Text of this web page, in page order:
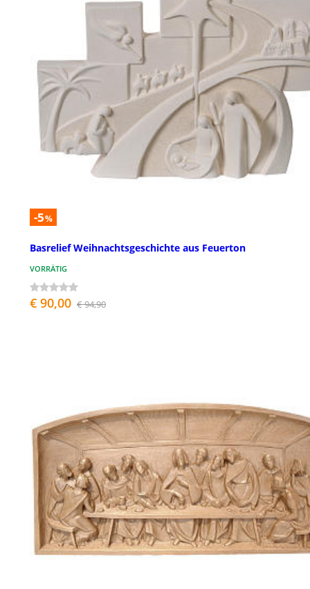
-5%
Basrelief Weihnachtsgeschichte aus Feuerton
VORRÄTIG
€ 90,00 € 94,90